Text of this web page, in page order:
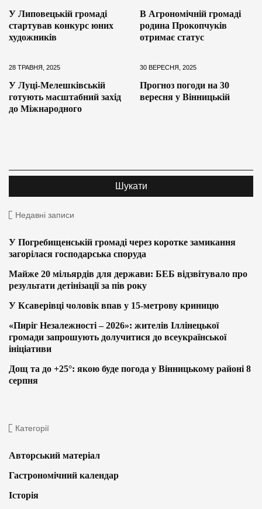
У Липовецькій громаді
стартував конкурс юних
художників
В Агрономічній громаді
родина Прокопчуків
отримає статус
28 ТРАВНЯ, 2025
У Луці-Мелешківській
готують масштабний захід
до Міжнародного
30 ВЕРЕСНЯ, 2025
Прогноз погоди на 30
вересня у Вінницькій
Недавні записи
У Погребищенській громаді через коротке замикання
загорілася господарська споруда
Майже 20 мільярдів для держави: БЕБ відзвітувало про
результати детінізації за пів року
У Ксаверівці чоловік впав у 15-метрову криницю
«Пиріг Незалежності – 2026»: жителів Іллінецької
громади запрошують долучитися до всеукраїнської
ініціативи
Дощ та до +25°: якою буде погода у Вінницькому районі 8
серпня
Категорії
Авторський матеріал
Гастрономічний календар
Історія